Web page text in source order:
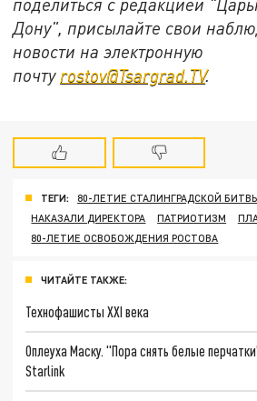
поделиться с редакцией
Дону", присылайте свои
новости на электронную
почту rostov@Tsargrad.ТV.
ТЕГИ: 80-ЛЕТИЕ СТАЛИНГРАДСКОЙ
НАКАЗАЛИ ДИРЕКТОРА
ПАТРИОТИЗМ
80-ЛЕТИЕ ОСВОБОЖДЕНИЯ РОСТОВА
ЧИТАЙТЕ ТАКЖЕ:
Технофашисты XXI века
Оплеуха Маску. "Пора снять белые
Starlink